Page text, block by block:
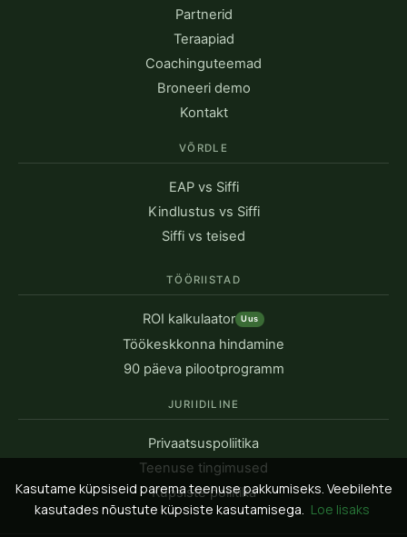
Partnerid
Teraapiad
Coachinguteemad
Broneeri demo
Kontakt
VÕRDLE
EAP vs Siffi
Kindlustus vs Siffi
Siffi vs teised
TÖÖRIISTAD
ROI kalkulaator Uus
Töökeskkonna hindamine
90 päeva pilootprogramm
JURIIDILINE
Privaatsuspoliitika
Teenuse tingimused
Küpsiste poliitika
Kasutame küpsiseid parema teenuse pakkumiseks. Veebilehte
kasutades nõustute küpsiste kasutamisega. Loe lisaks